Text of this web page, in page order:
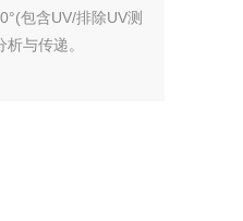
包含UV/排除UV测
与传递。